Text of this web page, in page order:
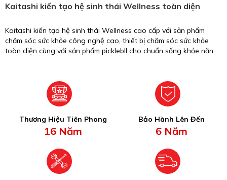
Kaitashi kiến tạo hệ sinh thái Wellness toàn diện
Kaitashi kiến tạo hệ sinh thái Wellness cao cấp với sản phẩm
chăm sóc sức khỏe công nghệ cao, thiết bị chăm sóc sức khỏe
toàn diện cùng với sản phẩm picklebll cho chuẩn sống khỏe năng
Thương Hiệu Tiên Phong
16 Năm
Bảo Hành Lên Đến
6 Năm